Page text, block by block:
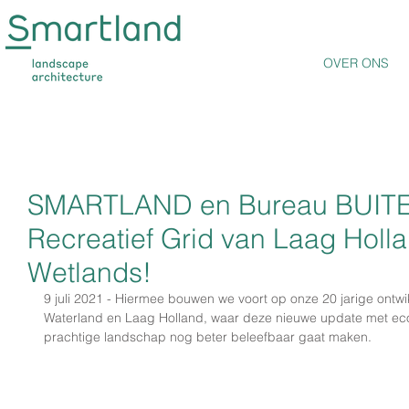
OVER ONS
SMARTLAND en Bureau
Recreatief Grid van Laag
Wetlands!
9 juli 2021 - Hiermee bouwen we voort op onze 20 jarige
Waterland en Laag Holland, waar deze nieuwe update met
prachtige landschap nog beter beleefbaar gaat maken.